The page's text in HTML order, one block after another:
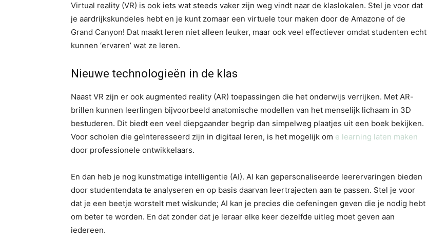
Virtual reality (VR) is ook iets wat steeds vaker zijn weg vindt naar de klaslokalen. Stel je voor dat
je aardrijkskundeles hebt en je kunt zomaar een virtuele tour maken door de Amazone of de
Grand Canyon! Dat maakt leren niet alleen leuker, maar ook veel effectiever omdat studenten echt
kunnen ‘ervaren’ wat ze leren.
Nieuwe technologieën in de klas
Naast VR zijn er ook augmented reality (AR) toepassingen die het onderwijs verrijken. Met AR-
brillen kunnen leerlingen bijvoorbeeld anatomische modellen van het menselijk lichaam in 3D
bestuderen. Dit biedt een veel diepgaander begrip dan simpelweg plaatjes uit een boek bekijken.
Voor scholen die geïnteresseerd zijn in digitaal leren, is het mogelijk om e learning laten maken
door professionele ontwikkelaars.
En dan heb je nog kunstmatige intelligentie (AI). AI kan gepersonaliseerde leerervaringen bieden
door studentendata te analyseren en op basis daarvan leertrajecten aan te passen. Stel je voor
dat je een beetje worstelt met wiskunde; AI kan je precies die oefeningen geven die je nodig hebt
om beter te worden. En dat zonder dat je leraar elke keer dezelfde uitleg moet geven aan
iedereen.